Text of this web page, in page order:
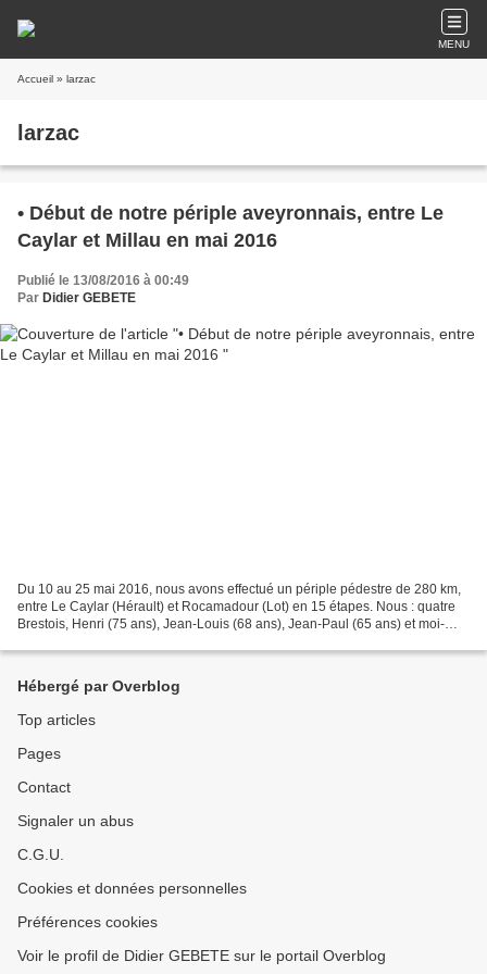
MENU
Accueil » larzac
larzac
• Début de notre périple aveyronnais, entre Le
Caylar et Millau en mai 2016
Publié le 13/08/2016 à 00:49
Par Didier GEBETE
Du 10 au 25 mai 2016, nous avons effectué un périple pédestre de 280 km,
entre Le Caylar (Hérault) et Rocamadour (Lot) en 15 étapes. Nous : quatre
Brestois, Henri (75 ans), Jean-Louis (68 ans), Jean-Paul (65 ans) et moi-
Hébergé par Overblog
Top articles
Pages
Contact
Signaler un abus
C.G.U.
Cookies et données personnelles
Préférences cookies
Voir le profil de Didier GEBETE sur le portail Overblog